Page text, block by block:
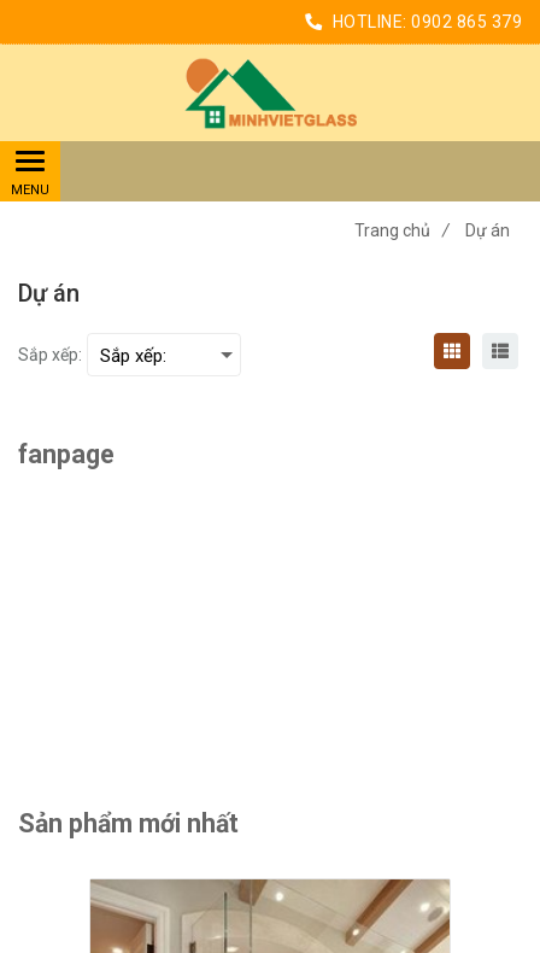
HOTLINE: 0902 865 379
Trang chủ / Dự án
Dự án
Sắp xếp:
fanpage
Sản phẩm mới nhất